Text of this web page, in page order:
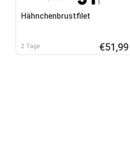
Hähnchenbrustfilet
2 Tage €51,99